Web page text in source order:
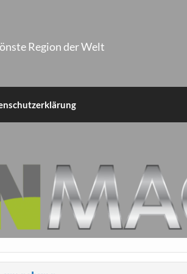
Region der Welt